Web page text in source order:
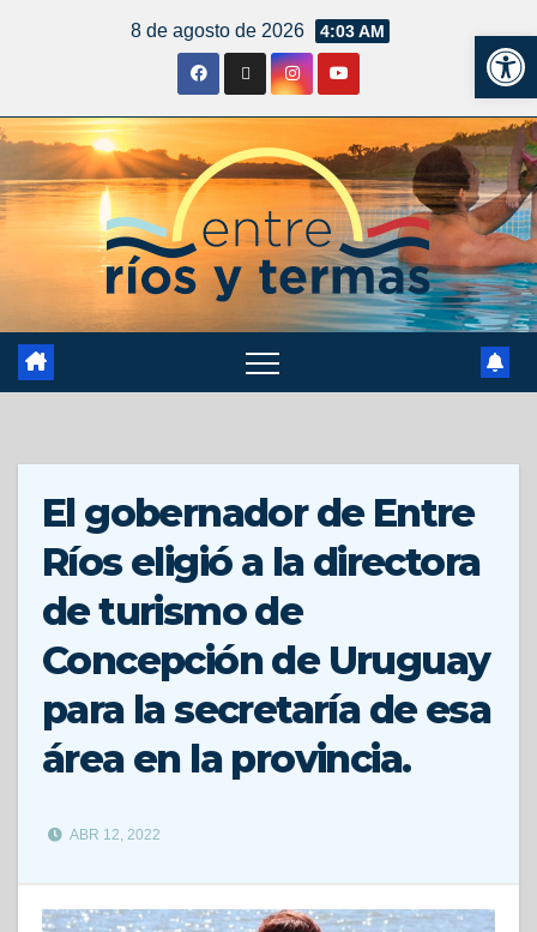
8 de agosto de 2026 4:03 AM
El gobernador de Entre
Ríos eligió a la directora
de turismo de
Concepción de Uruguay
para la secretaría de esa
área en la provincia.
ABR 12, 2022